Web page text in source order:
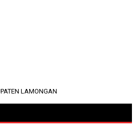
LAMONGAN